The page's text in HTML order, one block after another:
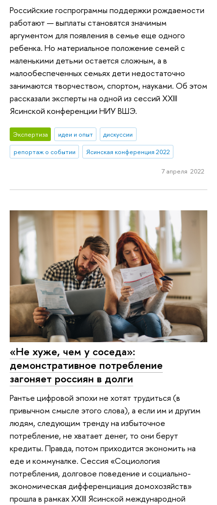
Российские госпрограммы поддержки рождаемости
работают — выплаты становятся значимым
аргументом для появления в семье еще одного
ребенка. Но материальное положение семей с
маленькими детьми остается сложным, а в
малообеспеченных семьях дети недостаточно
занимаются творчеством, спортом, науками. Об этом
рассказали эксперты на одной из сессий XXIII
Ясинской конференции НИУ ВШЭ.
Экспертиза идеи и опыт
дискуссии
репортаж о событии
Ясинская конференция 2022
7 апреля 2022
«Не хуже, чем у соседа»:
демонстративное потребление
загоняет россиян в долги
Рантье цифровой эпохи не хотят трудиться (в
привычном смысле этого слова), а если им и другим
людям, следующим тренду на избыточное
потребление, не хватает денег, то они берут
кредиты. Правда, потом приходится экономить на
еде и коммуналке. Сессия «Социология
потребления, долговое поведение и социально-
экономическая дифференциация домохозяйств»
прошла в рамках XXIII Ясинской международной